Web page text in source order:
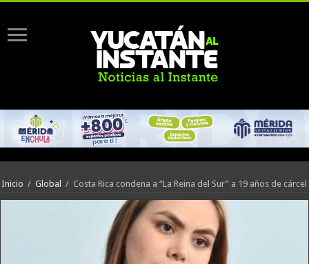
Inicio / Global / Costa Rica condena a “La Reina del Sur” a 19 años de cárcel